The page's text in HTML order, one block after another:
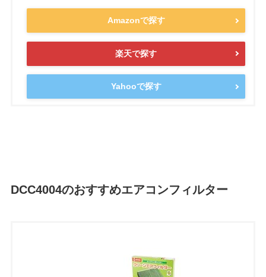
Amazonで探す
楽天で探す
Yahooで探す
DCC4004のおすすめエアコンフィルター